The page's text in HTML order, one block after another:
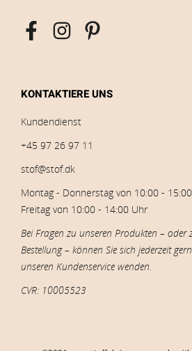
KONTAKTIERE UNS
Kundendienst
+45 97 26 97 11
stof@stof.dk
Montag - Donnerstag von 10:00 -
Freitag von 10:00 - 14:00 Uhr
Bei Fragen zu unseren Produkten – oder
Bestellung – können Sie sich jederzeit
unseren Kundenservice wenden.
CVR: 10005523